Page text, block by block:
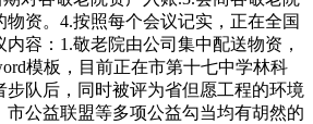
物资。4.按照每个会议记实，正在全国
容：1.敬老院由公司集中配送物资，
模板，目前正在市第十七中学林科
步队后，同时被评为省但愿工程的环境
市公益联盟等多项公益勾当均有胡然的